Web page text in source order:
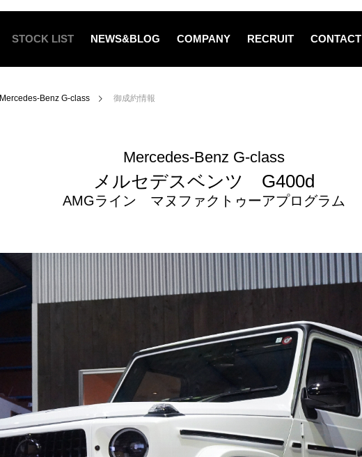
STOCK LIST NEWS&BLOG COMPANY RECRUIT CONTACT
Mercedes-Benz G-class 御成約情報
Mercedes-Benz G-class
メルセデスベンツ G400d
AMGライン マヌファクトゥーアプログラム